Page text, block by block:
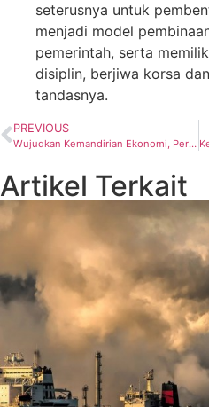
seterusnya untuk
menjadi model
pemerintah, serta
disiplin, berjiwa korsa
tandasnya.
PREVIOUS
Wujudkan Kemandirian Ekonomi, Pertamina Hadirkan Pertashop di Pesantren
Artikel Terkait